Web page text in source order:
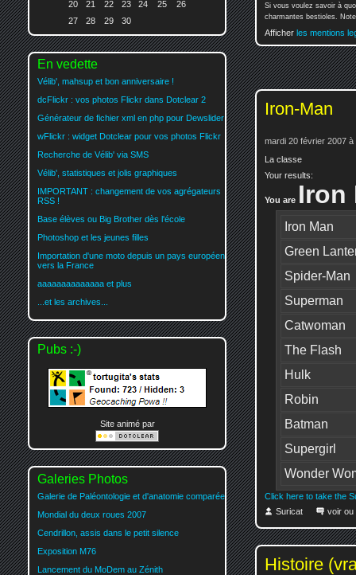
Si vous voulez savoir à
charmantes bestioles.
Afficher les mentions
Iron-Man
mardi 20 février 2007 à
La classe
Your results:
You are Iron
Iron Man
Green
Spider-Man
Superman
Catwoman
The Flash
Hulk
Robin
Batman
Supergirl
Wonder
Click here to take the
Suricat
voir ou
Histoire
20
21 22 23 24 25
26
27
28 29 30
En vedette
Vélib', mahsup et bon anniversaire !
dcFlickr : vos photos Flickr dans Dotclear 2
Générateur de fichier xml en php pour Dewslider
wFlickr : widget Dotclear pour vos photos Flickr
Recherche de Vélib' via SMS
Vélib', statistiques et jolis graphiques
IMPORTANT : changement de vos agrégateurs
RSS !
Base élèves ou Big Brother dès l'école
Photoshop et les jeunes filles
Importation d'une moto depuis un pays européen
vers la France
aaaaaaaaaaaaaa et plus
...et les archives...
Pubs :-)
Site animé par
Galeries Photos
Galerie de Paléontologie et d'anatomie comparée
Mondial du deux roues 2007
Cendrillon, assis dans le petit silence
Exposition M76
Lancement du MoDem au Zénith